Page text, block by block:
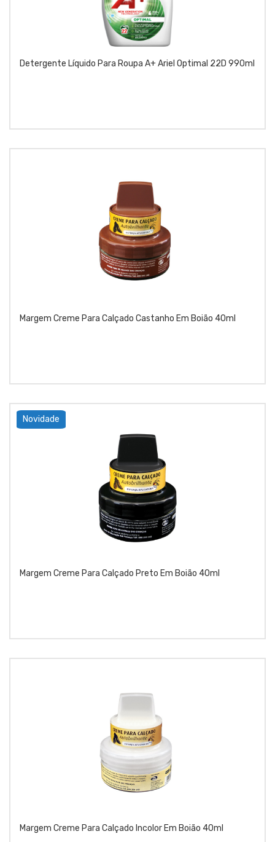
Detergente Líquido Para Roupa A+ Ariel Optimal 22D 990ml
Margem Creme Para Calçado Castanho Em Boião 40ml
Novidade
Margem Creme Para Calçado Preto Em Boião 40ml
Margem Creme Para Calçado Incolor Em Boião 40ml